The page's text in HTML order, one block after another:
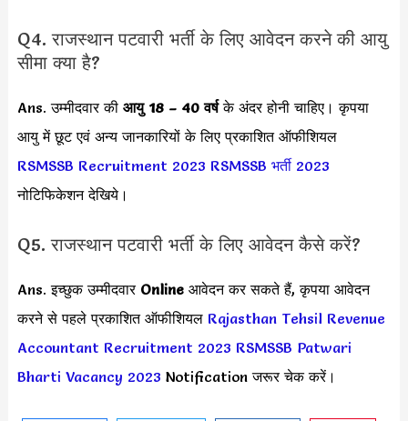
Q4. राजस्थान पटवारी भर्ती के लिए आवेदन करने की आयु
सीमा क्या है?
Ans. उम्मीदवार की आयु 18 – 40 वर्षके अंदर होनी चाहिए। कृपया
आयु में छूट एवं अन्य जानकारियों के लिए प्रकाशित ऑफीशियल
RSMSSB Recruitment 2023 RSMSSB भर्ती 2023
नोटिफिकेशन देखिये।
Q5. राजस्थान पटवारी भर्ती के लिए आवेदन कैसे करें?
Ans. इच्छुक उम्मीदवार Online आवेदन कर सकते हैं, कृपया आवेदन
करने से पहले प्रकाशित ऑफीशियल Rajasthan Tehsil Revenue
Accountant Recruitment 2023 RSMSSB Patwari
Bharti Vacancy 2023 Notification जरूर चेक करें।